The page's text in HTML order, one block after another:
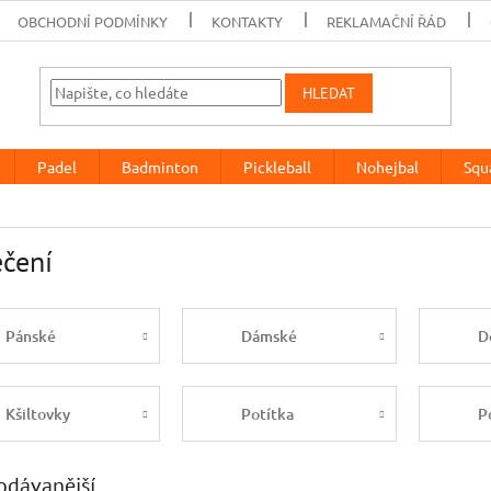
OBCHODNÍ PODMÍNKY KONTAKTY REKLAMAČNÍ ŘÁD
HLEDAT
Padel Badminton Pickleball Nohejbal
Pánské Dámské
Kšiltovky Potítka